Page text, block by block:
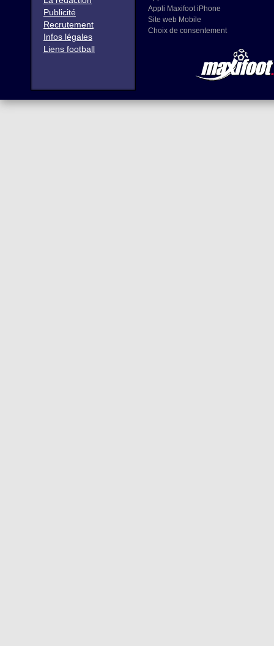
Publicité
Recrutement
Infos légales
Liens football
Appli Maxifoot iPhone
Site web Mobile
Choix de consentement